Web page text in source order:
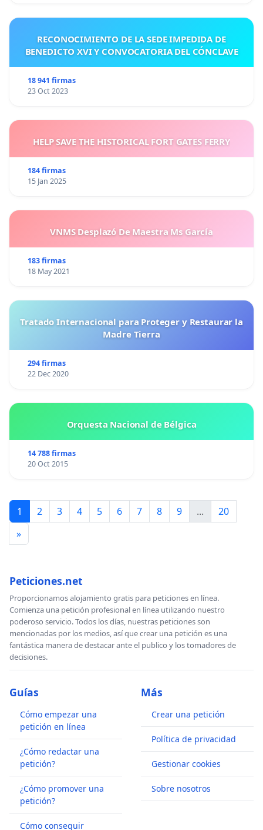
RECONOCIMIENTO DE LA SEDE IMPEDIDA DE
BENEDICTO XVI Y CONVOCATORIA DEL CÓNCLAVE
18 941 firmas
23 Oct 2023
HELP SAVE THE HISTORICAL FORT GATES FERRY
184 firmas
15 Jan 2025
VNMS Desplazó De Maestra Ms García
183 firmas
18 May 2021
Tratado Internacional para Proteger y Restaurar la
Madre Tierra
294 firmas
22 Dec 2020
Orquesta Nacional de Bélgica
14 788 firmas
20 Oct 2015
1 2 3 4 5 6 7 8 9 ...
20
»
Peticiones.net
Proporcionamos alojamiento gratis para peticiones en línea.
Comienza una petición profesional en línea utilizando nuestro
poderoso servicio. Todos los días, nuestras peticiones son
mencionadas por los medios, así que crear una petición es una
fantástica manera de destacar ante el publico y los tomadores de
decisiones.
Guías
Cómo empezar una
petición en línea
¿Cómo redactar una
petición?
¿Cómo promover una
petición?
Cómo conseguir
Más
Crear una petición
Política de privacidad
Gestionar cookies
Sobre nosotros